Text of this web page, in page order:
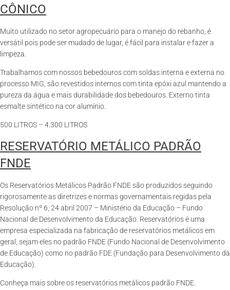
CÔNICO
Muito utilizado no setor agropecuário para o manejo do rebanho, é
versátil pois pode ser mudado de lugar, é fácil para instalar e fazer a
limpeza.
Trabalhamos com nossos bebedouros com soldas interna e externa no
processo MIG, são revestidos internos com tinta epóxi azul mantendo a
pureza da água e mais durabilidade dos bebedouros. Externo tinta
esmalte sintético na cor alumínio.
500 LITROS – 4.300 LITROS
RESERVATÓRIO METÁLICO PADRÃO
FNDE
Os Reservatórios Metálicos Padrão FNDE são produzidos seguindo
rigorosamente as diretrizes e normas governamentais regidas pela
Resolução nº 6, 24 abril 2007 – Ministério da Educação – Fundo
Nacional de Desenvolvimento da Educação. Reservatórios é uma
empresa especializada na fabricação de reservatórios metálicos em
geral, sejam eles no padrão FNDE (Fundo Nacional de Desenvolvimento
de Educação) como no padrão FDE (Fundação para Desenvolvimento da
Educação).
Conheça mais sobre os reservatórios metálicos padrão FNDE.